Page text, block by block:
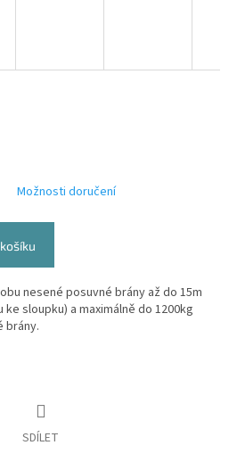
Možnosti doručení
nesené posuvné brány až do 15m
sloupku) a maximálně do 1200kg
brány.
SDÍLET